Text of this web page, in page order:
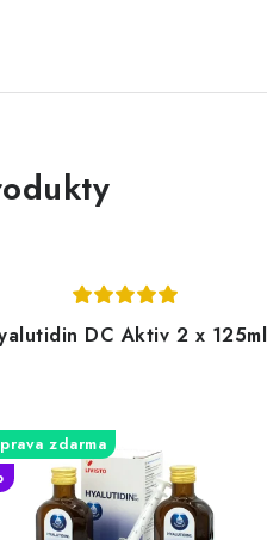
DC Aktiv 2 x 125ml
zdarma